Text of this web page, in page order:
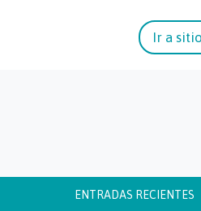
Ir a
ENTRADAS RECIENTES